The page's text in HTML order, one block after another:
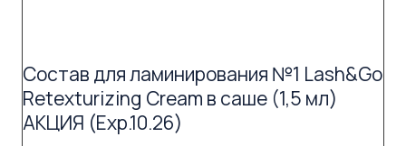
Состав для ламинирования №1 Lash&Go
Retexturizing Cream в саше (1,5 мл)
АКЦИЯ (Exp.10.26)